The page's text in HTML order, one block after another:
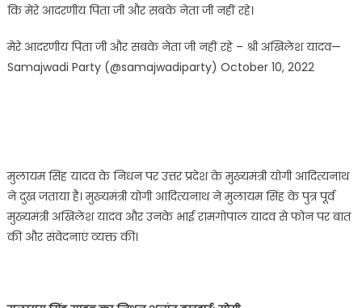
कि मेरे आदरणीय पिता जी और सबके नेता जी नहीं रहे।
मेरे आदरणीय पिता जी और सबके नेता जी नहीं रहे – श्री अखिलेश यादव—
Samajwadi Party (@samajwadiparty) October 10, 2022
मुलायम सिंह यादव के निधन पर उत्तर प्रदेश के मुख्यमंत्री योगी आदित्यनाथ
ने दुख जताया है। मुख्यमंत्री योगी आदित्यनाथ ने मुलायम सिंह के पुत्र पूर्व
मुख्यमंत्री अखिलेश यादव और उनके भाई रामगोपाल यादव से फोन पर बात
की और संवेदनाएं व्यक्त की।